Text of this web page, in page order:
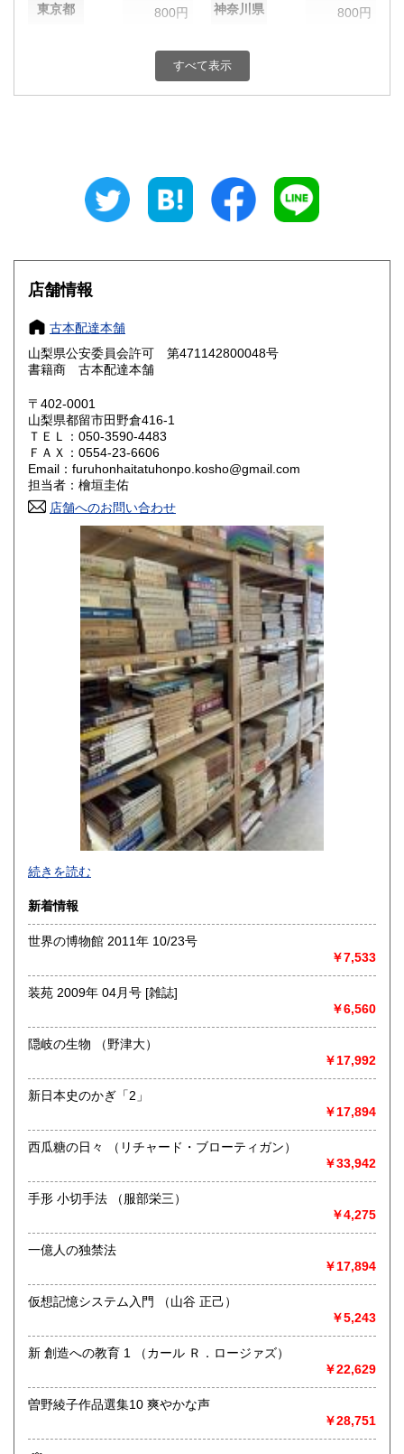
東京都 800円 神奈川県 800円
800円 富山県
800円 三重県
大阪府
奈良県
鳥取県 800円 島根県
岡山県
山口県 800円
香川県 800円 愛媛県
高知県 800円
800円 長崎県
800円 大分県
800円 鹿児島県
1,500円
すべて表示
店舗情報
古本配達本舗
山梨県公安委員会許可 第471142800048号
書籍商 古本配達本舗
〒402-0001
山梨県都留市田野倉416-1
ＴＥＬ：050-3590-4483
ＦＡＸ：0554-23-6606
Email：furuhonhaitatuhonpo.kosho@gmail.com
担当者：檜垣圭佑
店舗へのお問い合わせ
-
沿線名：-
最寄駅：-
営業時間：-
定休日：-
書籍の買取について
取り扱い分野
総記、哲学宗教、歴史、社会科学、自然科学、美術工芸、国
語国文、外国文学、古典籍、近代文献、趣味、外国書、サブ
カルチャー、古書一般（その他）
続きを読む
新着情報
世界の博物館 2011年 10/23号
￥7,533
装苑 2009年 04月号 [雑誌]
￥6,560
隠岐の生物 （野津大）
￥17,992
新日本史のかぎ「2」
￥17,894
西瓜糖の日々 （リチャード・ブローティガン）
￥33,942
手形 小切手法 （服部栄三）
￥4,275
一億人の独禁法
￥17,894
仮想記憶システム入門 （山谷 正己）
￥5,243
新 創造への教育 1 （カール Ｒ．ロージァズ）
￥22,629
曽野綾子作品選集10 爽やかな声
￥28,751